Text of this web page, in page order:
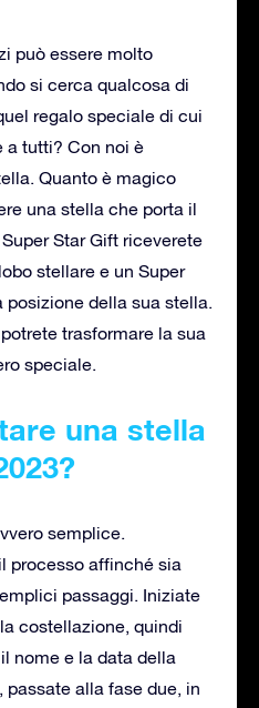
può essere molto
si cerca qualcosa di
regalo speciale di cui
a tutti? Con noi è
Quanto è magico
una stella che porta il
Star Gift riceverete
stellare e un Super
posizione della sua stella.
trasformare la sua
speciale.
una stella
semplice.
processo affinché sia
passaggi. Iniziate
costellazione, quindi
nome e la data della
alla fase due, in